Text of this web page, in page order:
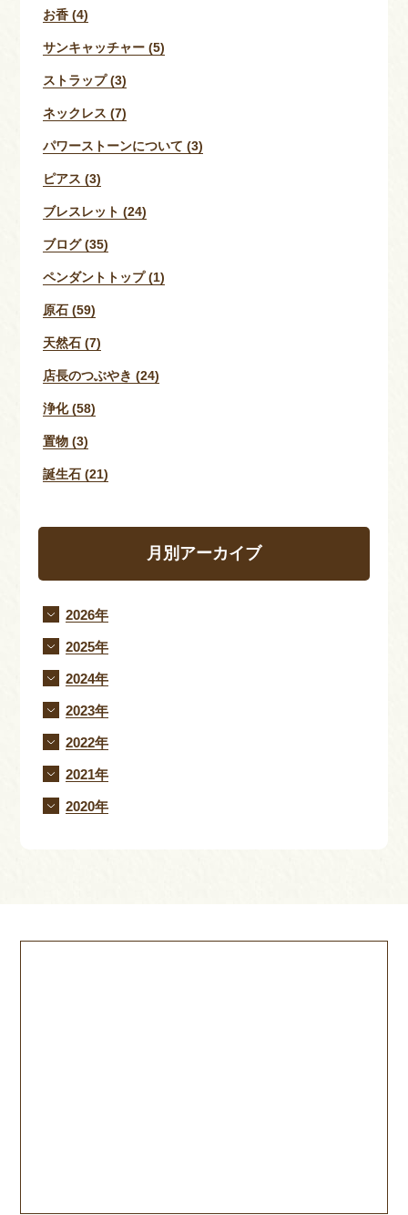
お香 (4)
サンキャッチャー (5)
ストラップ (3)
ネックレス (7)
パワーストーンについて (3)
ピアス (3)
ブレスレット (24)
ブログ (35)
ペンダントトップ (1)
原石 (59)
天然石 (7)
店長のつぶやき (24)
浄化 (58)
置物 (3)
誕生石 (21)
月別アーカイブ
2026年
2025年
2024年
2023年
2022年
2021年
2020年